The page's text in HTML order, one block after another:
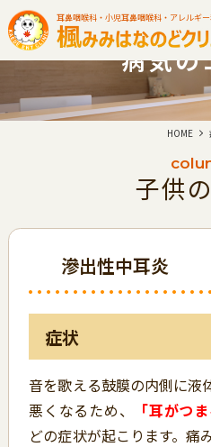
耳鼻咽喉科・小児耳鼻咽喉科・アレルギ
病気の
HOME
子供
滲出性中耳炎
症状
音を歌える鼓膜の内側に液
悪くなるため、
「耳がつ
どの症状が起こります。痛